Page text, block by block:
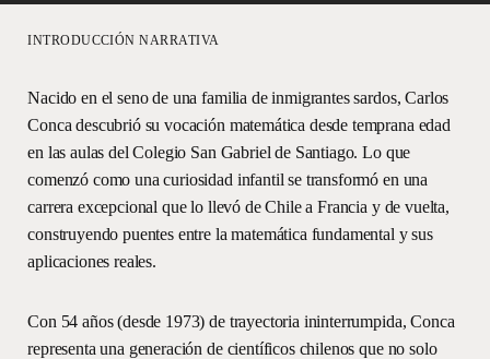
INTRODUCCIÓN NARRATIVA
Nacido en el seno de una familia de inmigrantes sardos, Carlos
Conca descubrió su vocación matemática desde temprana edad
en las aulas del Colegio San Gabriel de Santiago. Lo que
comenzó como una curiosidad infantil se transformó en una
carrera excepcional que lo llevó de Chile a Francia y de vuelta,
construyendo puentes entre la matemática fundamental y sus
aplicaciones reales.
Con 54 años (desde 1973) de trayectoria ininterrumpida, Conca
representa una generación de científicos chilenos que no solo